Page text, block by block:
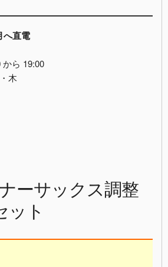
へ直電
ら 19:00
木
ーサックス調整
ット